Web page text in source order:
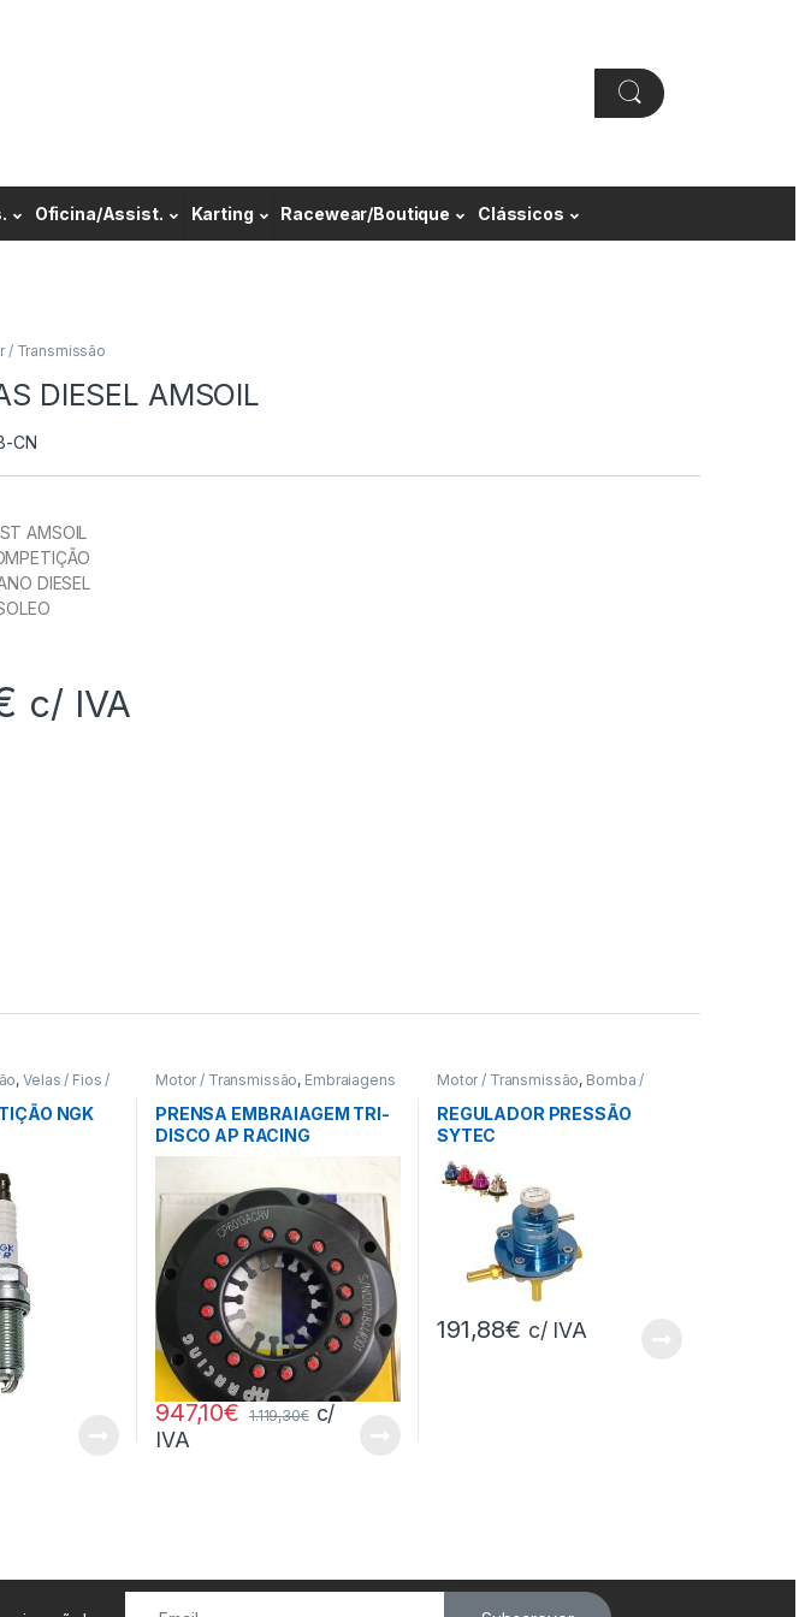
Oficina/Assist. Karting Racewear/Boutique Clássicos
/ Transmissão
DIESEL AMSOIL
CN
AMSOIL
DIESEL
c/ IVA
,Velas / Fios /
NGK
Motor / Transmissão, Embraiagens
PRENSA EMBRAIAGEM TRI-
DISCO AP RACING
947,10€ 1.119,30€ c/
IVA
Motor / Transmissão, Bomba /
REGULADOR PRESSÃO
SYTEC
191,88€ c/ IVA